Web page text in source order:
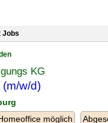
Jobs
KG
(m/w/d)
möglich